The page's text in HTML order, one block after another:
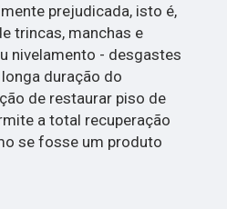
prejudicada, isto é,
trincas, manchas e
nivelamento - desgastes
duração do
de restaurar piso de
a total recuperação
se fosse um produto